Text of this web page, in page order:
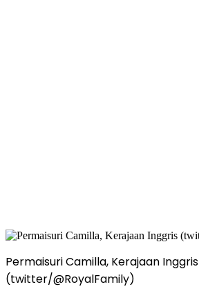
Permaisuri Camilla, Kerajaan Inggris
(twitter/@RoyalFamily)